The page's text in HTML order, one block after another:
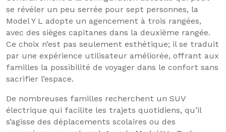
se révéler un peu serrée pour sept personnes, la
Model Y L adopte un agencement à trois rangées,
avec des sièges capitanes dans la deuxième rangée.
Ce choix n’est pas seulement esthétique; il se traduit
par une expérience utilisateur améliorée, offrant aux
familles la possibilité de voyager dans le confort sans
sacrifier l’espace.
De nombreuses familles recherchent un SUV
électrique qui facilite les trajets quotidiens, qu’il
s’agisse des déplacements scolaires ou des